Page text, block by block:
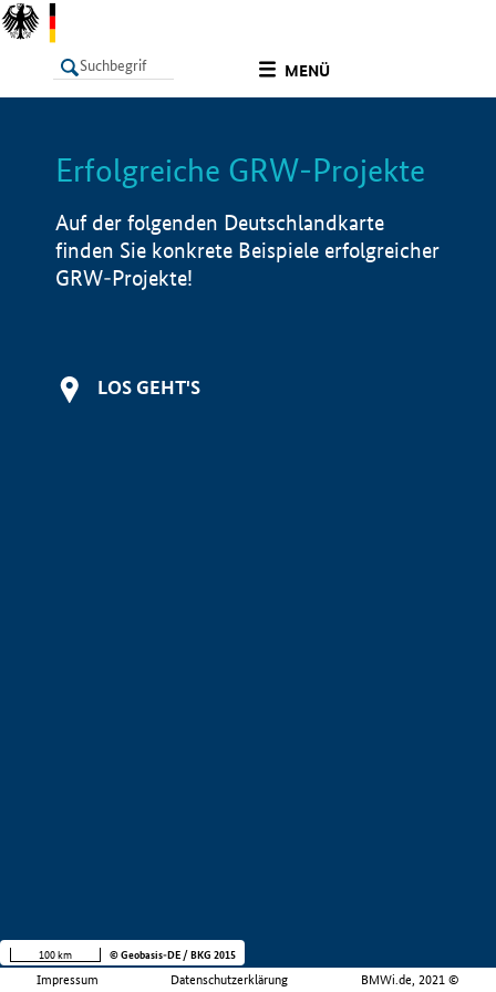
MENÜ
LISTE Info
Erfolgreiche GRW-Projekte
Auf der folgenden Deutschlandkarte
finden Sie konkrete Beispiele erfolgreicher
GRW-Projekte!
LOS GEHT'S
Impressum Datenschutzerklärung BMWi.de, 2021 ©
100 km © Geobasis-DE / BKG 2015